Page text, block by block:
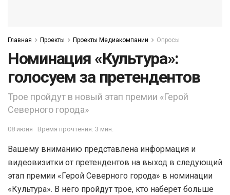
Главная Проекты Проекты Медиакомпании Опросы
Номинация «Культура»:
голосуем за претендентов
Трое пройдут в новый этап премии «Герой
Северного города»
08 июня Время прочтения: 3 мин.
Вашему вниманию представлена информация и
видеовизитки от претендентов на выход в следующий
этап премии «Герой Северного города» в номинации
«Культура». В него пройдут трое, кто наберет больше